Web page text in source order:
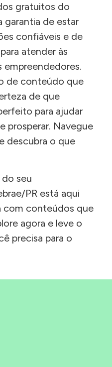
gratuitos do
garantia de estar
confiáveis e de
atender às
empreendedores.
de conteúdo que
de que
para ajudar
prosperar. Navegue
descubra o que
seu
PR está aqui
com conteúdos que
agora e leve o
precisa para o